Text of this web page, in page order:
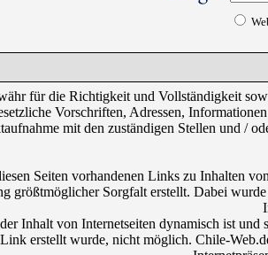
für die Richtigkeit und Vollständigkeit
Vorschriften, Adressen,
mit den zuständigen Stellen und /
Seiten vorhandenen Links zu Inhalten
größtmöglicher Sorgfalt erstellt. Dabei
Inhalt von Internetseiten dynamisch ist
erstellt wurde, nicht möglich. Chile-